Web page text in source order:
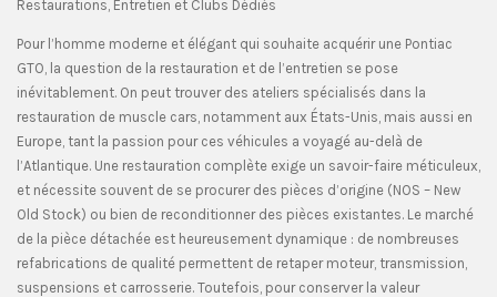
Restaurations, Entretien et Clubs Dédiés
Pour l’homme moderne et élégant qui souhaite acquérir une Pontiac
GTO, la question de la restauration et de l’entretien se pose
inévitablement. On peut trouver des ateliers spécialisés dans la
restauration de muscle cars, notamment aux États-Unis, mais aussi en
Europe, tant la passion pour ces véhicules a voyagé au-delà de
l’Atlantique. Une restauration complète exige un savoir-faire méticuleux,
et nécessite souvent de se procurer des pièces d’origine (NOS – New
Old Stock) ou bien de reconditionner des pièces existantes. Le marché
de la pièce détachée est heureusement dynamique : de nombreuses
refabrications de qualité permettent de retaper moteur, transmission,
suspensions et carrosserie. Toutefois, pour conserver la valeur